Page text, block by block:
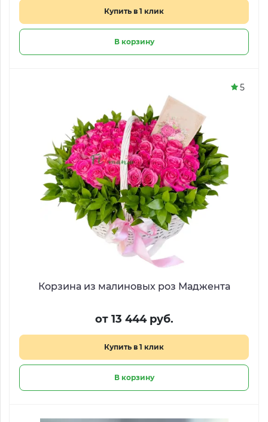
Купить в 1 клик
В корзину
Корзина из малиновых роз Маджента
от 13 444 руб.
Купить в 1 клик
В корзину
5